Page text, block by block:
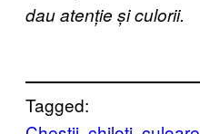
dau atenție și culorii.
Tagged: